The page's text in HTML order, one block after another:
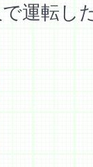
運転し